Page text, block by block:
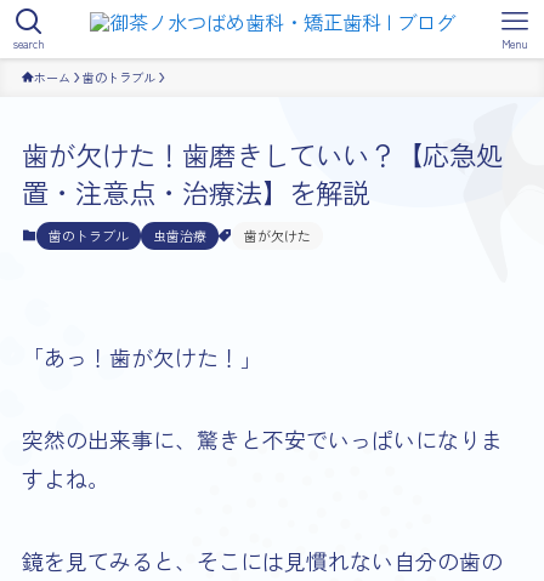
search Menu
ホーム 歯のトラブル
歯が欠けた！歯磨きしていい？【応急処
置・注意点・治療法】を解説
歯のトラブル 虫歯治療 歯が欠けた
「あっ！歯が欠けた！」
突然の出来事に、驚きと不安でいっぱいになりま
すよね。
鏡を見てみると、そこには見慣れない自分の歯の